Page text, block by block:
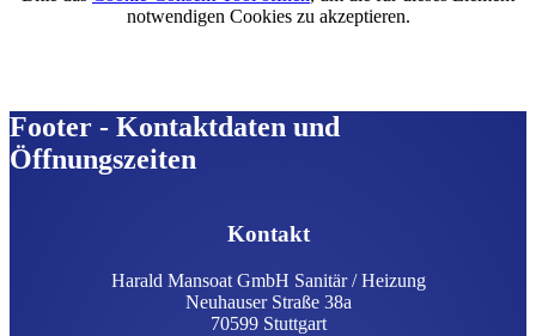
notwendigen Cookies zu akzeptieren.
Footer - Kontaktdaten und
Öffnungszeiten
Kontakt
Harald Mansoat GmbH Sanitär / Heizung
Neuhauser Straße 38a
70599 Stuttgart